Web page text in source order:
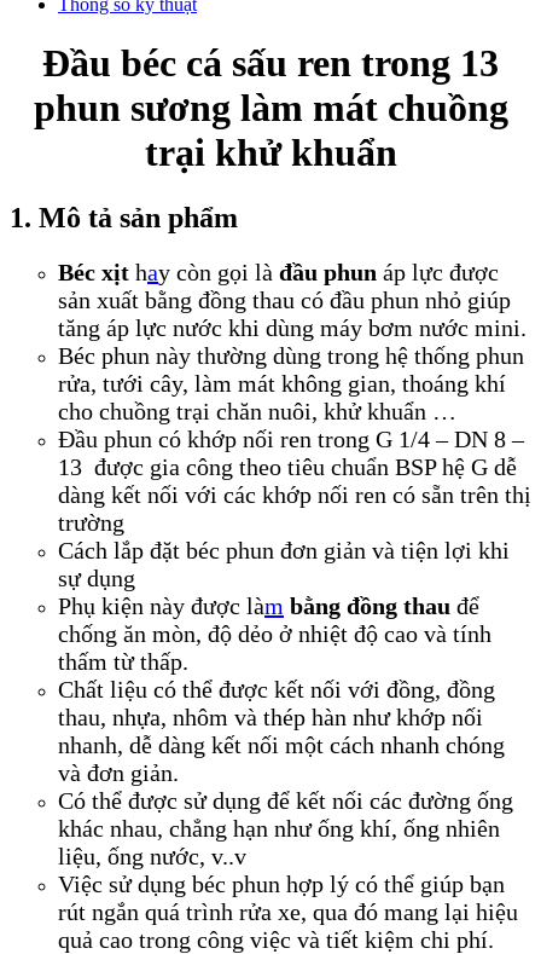
Đầu béc cá sấu ren trong 13
phun sương làm mát chuồng
trại khử khuẩn
1. Mô tả sản phẩm
Béc xịt hay còn gọi là đầu phun áp lực được
sản xuất bằng đồng thau có đầu phun nhỏ giúp
tăng áp lực nước khi dùng máy bơm nước mini.
Béc phun này thường dùng trong hệ thống phun
rửa, tưới cây, làm mát không gian, thoáng khí
cho chuồng trại chăn nuôi, khử khuẩn …
Đầu phun có khớp nối ren trong G 1/4 – DN 8 –
13 được gia công theo tiêu chuẩn BSP hệ G dễ
dàng kết nối với các khớp nối ren có sẵn trên thị
trường
Cách lắp đặt béc phun đơn giản và tiện lợi khi
sự dụng
Phụ kiện này được làm bằng đồng thau để
chống ăn mòn, độ dẻo ở nhiệt độ cao và tính
thấm từ thấp.
Chất liệu có thể được kết nối với đồng, đồng
thau, nhựa, nhôm và thép hàn như khớp nối
nhanh, dễ dàng kết nối một cách nhanh chóng
và đơn giản.
Có thể được sử dụng để kết nối các đường ống
khác nhau, chẳng hạn như ống khí, ống nhiên
liệu, ống nước, v..v
Việc sử dụng béc phun hợp lý có thể giúp bạn
rút ngắn quá trình rửa xe, qua đó mang lại hiệu
quả cao trong công việc và tiết kiệm chi phí.